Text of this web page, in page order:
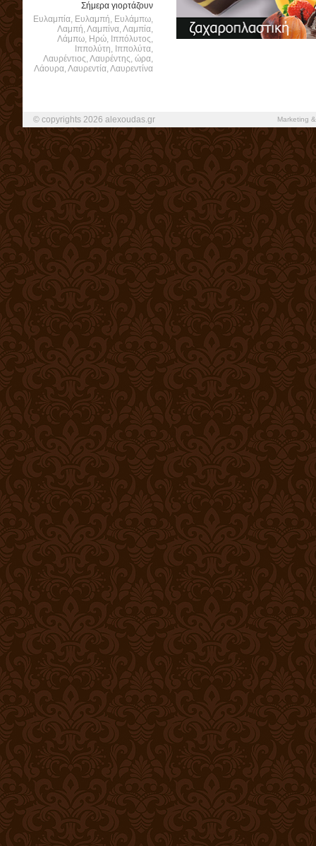
Σήμερα γιορτάζουν
Ευλαμπία, Ευλαμπή, Ευλάμπω,
Λαμπή, Λαμπίνα, Λαμπία,
Λάμπω, Ηρώ, Ιππόλυτος,
Ιππολύτη, Ιππολύτα,
Λαυρέντιος, Λαυρέντης, ώρα,
Λάουρα, Λαυρεντία, Λαυρεντίνα
© copyrights 2026 alexoudas.gr Marketing